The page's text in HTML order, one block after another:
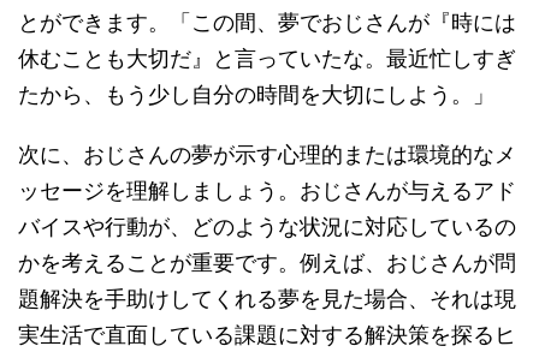
とができます。「この間、夢でおじさんが『時には
休むことも大切だ』と言っていたな。最近忙しすぎ
たから、もう少し自分の時間を大切にしよう。」
次に、おじさんの夢が示す心理的または環境的なメ
ッセージを理解しましょう。おじさんが与えるアド
バイスや行動が、どのような状況に対応しているの
かを考えることが重要です。例えば、おじさんが問
題解決を手助けしてくれる夢を見た場合、それは現
実生活で直面している課題に対する解決策を探るヒ